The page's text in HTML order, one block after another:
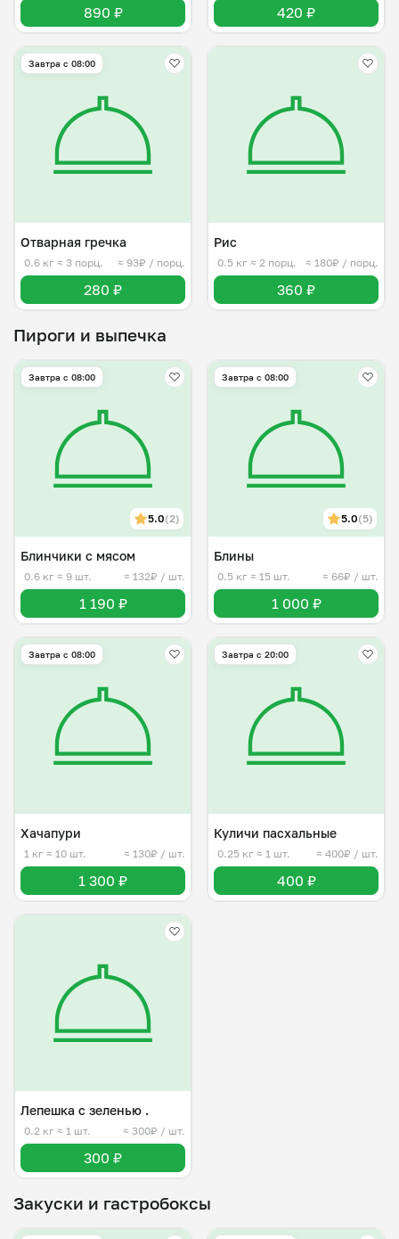
890 ₽ 420 ₽
Завтра c 08:00
Отварная гречка
0.6 кг ≈ 3 порц. ≈ 93₽ / порц.
280 ₽
Рис
0.5 кг ≈ 2 порц. ≈ 180₽ / порц.
360 ₽
Пироги и выпечка
Завтра c 08:00
5.0(2)
Блинчики с мясом
0.6 кг ≈ 9 шт. ≈ 132₽ / шт.
1 190 ₽
Завтра c 08:00
5.0(5)
Блины
0.5 кг ≈ 15 шт. ≈ 66₽ / шт.
1 000 ₽
Завтра c 08:00
Хачапури
1 кг ≈ 10 шт. ≈ 130₽ / шт.
1 300 ₽
Завтра c 20:00
Куличи пасхальные
0.25 кг ≈ 1 шт. ≈ 400₽ / шт.
400 ₽
Лепешка с зеленью .
0.2 кг ≈ 1 шт. ≈ 300₽ / шт.
300 ₽
Закуски и гастробоксы